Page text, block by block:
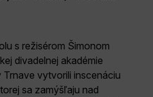
s režisérom Šimonom
divadelnej akadémie
Trnave vytvorili inscenáciu
sa zamýšľaju nad